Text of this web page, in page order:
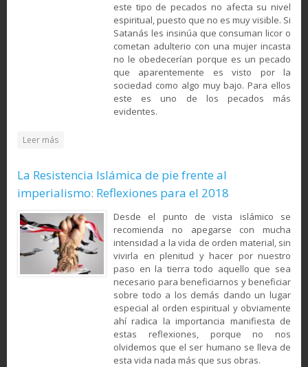
este tipo de pecados no afecta su nivel
espiritual, puesto que no es muy visible. Si
Satanás les insinúa que consuman licor o
cometan adulterio con una mujer incasta
no le obedecerían porque es un pecado
que aparentemente es visto por la
sociedad como algo muy bajo. Para ellos
este es uno de los pecados más
evidentes.
Leer más
La Resistencia Islámica de pie frente al
imperialismo: Reflexiones para el 2018
Desde el punto de vista islámico se
recomienda no apegarse con mucha
intensidad a la vida de orden material, sin
vivirla en plenitud y hacer por nuestro
paso en la tierra todo aquello que sea
necesario para beneficiarnos y beneficiar
sobre todo a los demás dando un lugar
especial al orden espiritual y obviamente
ahí radica la importancia manifiesta de
estas reflexiones, porque no nos
olvidemos que el ser humano se lleva de
esta vida nada más que sus obras.